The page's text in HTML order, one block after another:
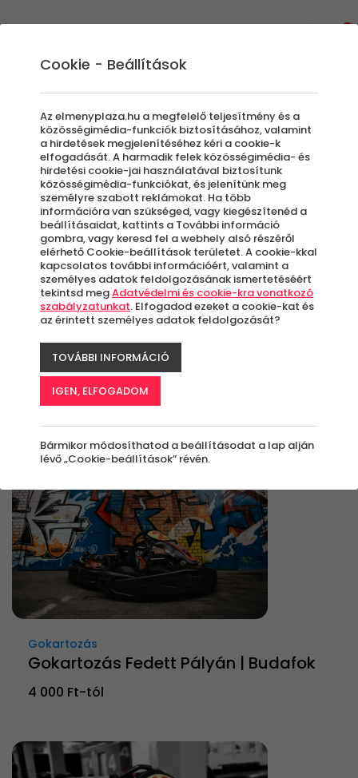
Gokartozás
Legyen szó egy születésnapról vagy egy
legénybúcsúról, egy kis gokartozással
bármilyen alkalmat fel lehet dobni.
Száguldás - Adrenalin - 100% Élmény
Szűrők beállítása
Gokartozás
Gokartozás Fedett Pályán | Budafok
4 000 Ft-tól
Cookie - Beállítások
Az elmenyplaza.hu a megfelelő teljesítmény és a
közösségimédia-funkciók biztosításához, valamint
a hirdetések megjelenítéséhez kéri a cookie-k
elfogadását. A harmadik felek közösségimédia- és
hirdetési cookie-jai használatával biztosítunk
közösségimédia-funkciókat, és jelenítünk meg
személyre szabott reklámokat. Ha több
információra van szükséged, vagy kiegészítenéd a
beállításaidat, kattints a További információ
gombra, vagy keresd fel a webhely alsó részéről
elérhető Cookie-beállítások területet. A cookie-kkal
kapcsolatos további információért, valamint a
személyes adatok feldolgozásának ismertetéséért
tekintsd megAdatvédelmi és cookie-kra vonatkozó
szabályzatunkat. Elfogadod ezeket a cookie-kat és
az érintett személyes adatok feldolgozását?
TOVÁBBI INFORMÁCIÓ
IGEN, ELFOGADOM
Bármikor módosíthatod a beállításodat a lap alján
lévő „Cookie-beállítások” révén.